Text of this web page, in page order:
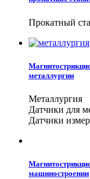
Прокатный
металлургии
Металлургия
Датчики для
Датчики
машиностроении